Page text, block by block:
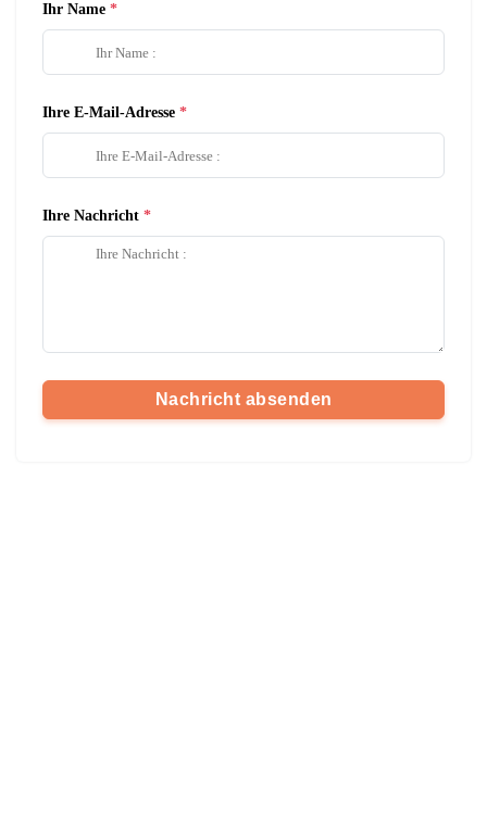
Ihr Name
Ihre E-Mail-Adresse
Ihre Nachricht
Nachricht absenden